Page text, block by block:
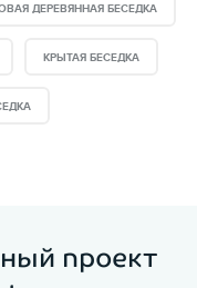
ДЕРЕВЯННАЯ БЕСЕДКА
КРЫТАЯ БЕСЕДКА
проект